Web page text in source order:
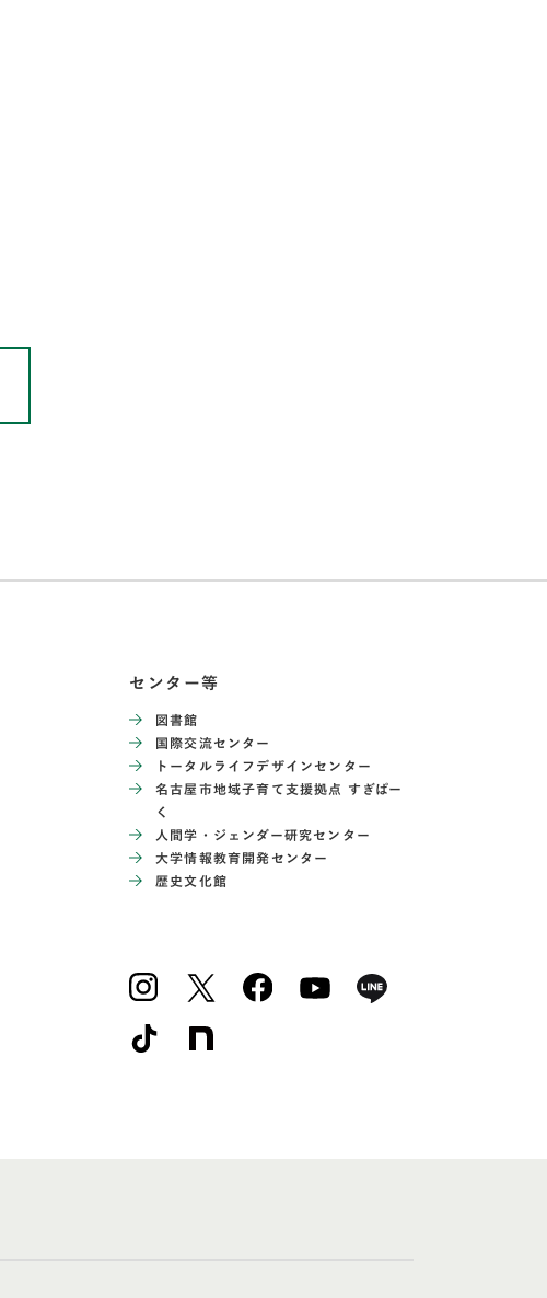
センター等
図書館
国際交流センター
トータルライフデザインセンター
名古屋市地域子育て支援拠点 すぎぱー
く
人間学・ジェンダー研究センター
大学情報教育開発センター
歴史文化館